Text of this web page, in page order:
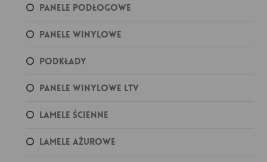
Panele podłogowe
Panele winylowe
Podkłady
Panele winylowe LTV
Lamele ścienne
Lamele ażurowe